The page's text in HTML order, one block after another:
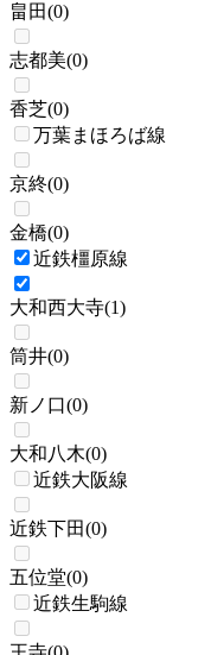
畠田(0)
志都美(0)
香芝(0)
万葉まほろば線
京終(0)
金橋(0)
近鉄橿原線
大和西大寺(1)
筒井(0)
新ノ口(0)
大和八木(0)
近鉄大阪線
近鉄下田(0)
五位堂(0)
近鉄生駒線